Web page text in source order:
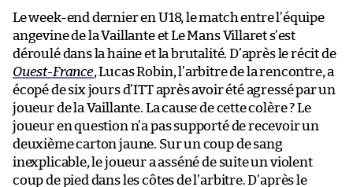
Le week-end dernier en U18, le match entre l’équipe
angevine de la Vaillante et Le Mans Villaret s’est
déroulé dans la haine et la brutalité. D’après le récit de
Ouest-France, Lucas Robin, l’arbitre de la rencontre, a
écopé de six jours d’ITT après avoir été agressé par un
joueur de la Vaillante. La cause de cette colère ? Le
joueur en question n’a pas supporté de recevoir un
deuxième carton jaune. Sur un coup de sang
inexplicable, le joueur a asséné de suite un violent
coup de pied dans les côtes de l’arbitre. D’après le